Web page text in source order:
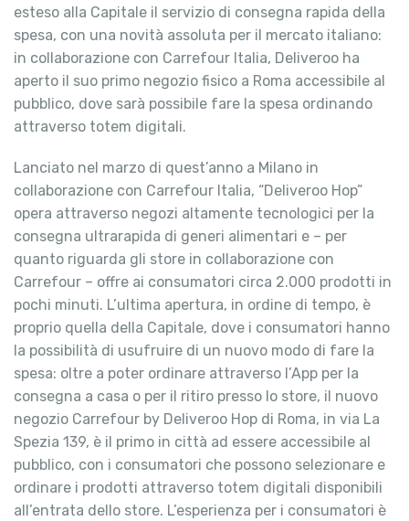
esteso alla Capitale il servizio di consegna rapida della
spesa, con una novità assoluta per il mercato italiano:
in collaborazione con Carrefour Italia, Deliveroo ha
aperto il suo primo negozio fisico a Roma accessibile al
pubblico, dove sarà possibile fare la spesa ordinando
attraverso totem digitali.
Lanciato nel marzo di quest’anno a Milano in
collaborazione con Carrefour Italia, “Deliveroo Hop”
opera attraverso negozi altamente tecnologici per la
consegna ultrarapida di generi alimentari e – per
quanto riguarda gli store in collaborazione con
Carrefour – offre ai consumatori circa 2.000 prodotti in
pochi minuti. L’ultima apertura, in ordine di tempo, è
proprio quella della Capitale, dove i consumatori hanno
la possibilità di usufruire di un nuovo modo di fare la
spesa: oltre a poter ordinare attraverso l’App per la
consegna a casa o per il ritiro presso lo store, il nuovo
negozio Carrefour by Deliveroo Hop di Roma, in via La
Spezia 139, è il primo in città ad essere accessibile al
pubblico, con i consumatori che possono selezionare e
ordinare i prodotti attraverso totem digitali disponibili
all’entrata dello store. L’esperienza per i consumatori è